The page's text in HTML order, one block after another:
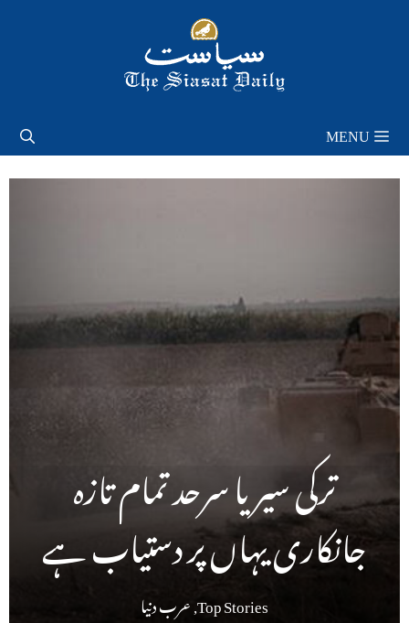
MENU
ترکی سیریا سرحد تمام تازہ
جانکاری یہاں پر دستیاب ہے
Top Stories
,عرب دنیا